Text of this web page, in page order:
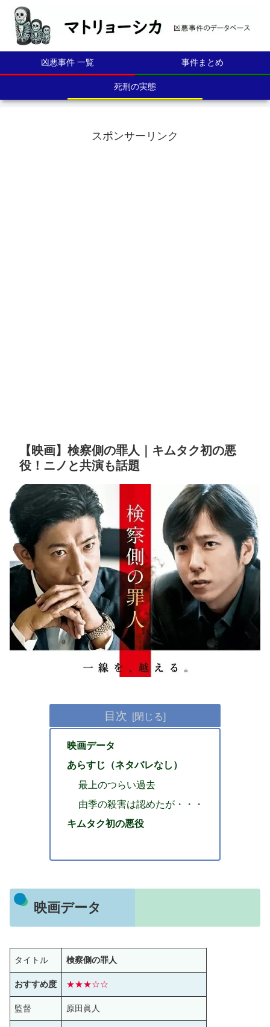
凶悪事件 一覧 事件まとめ
死刑の実態
スポンサーリンク
【映画】検察側の罪人｜キムタク初の悪
役！ニノと共演も話題
目次
映画データ
あらすじ（ネタバレなし）
最上のつらい過去
由季の殺害は認めたが・・・
キムタク初の悪役
映画データ
タイトル 検察側の罪人
おすすめ度 ★★★☆☆
監督 原田眞人